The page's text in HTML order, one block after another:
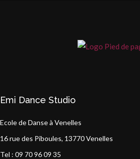
Emi Dance Studio
Ecole de Danse à Venelles
16 rue des Piboules, 13770 Venelles
Tel : 09 70 96 09 35